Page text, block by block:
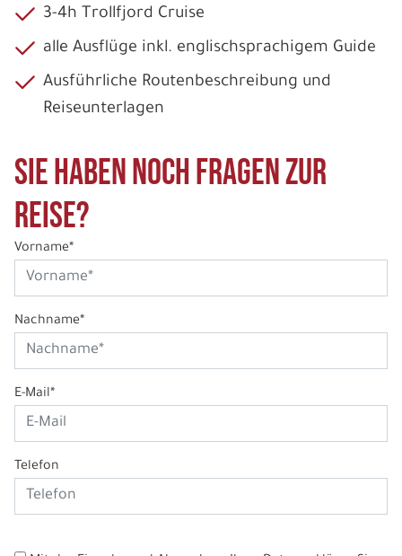
3-4h Trollfjord Cruise
alle Ausflüge inkl. englischsprachigem Guide
Ausführliche Routenbeschreibung und
Reiseunterlagen
Sie haben noch Fragen zur
Reise?
Vorname*
Nachname*
E-Mail*
Telefon